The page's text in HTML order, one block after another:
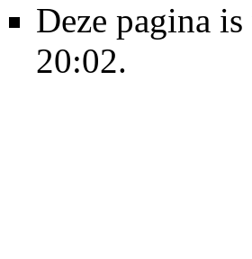
Deze pagina
20:02.